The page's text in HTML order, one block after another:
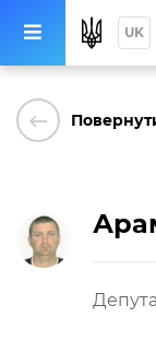
UK
keyboard_backspace